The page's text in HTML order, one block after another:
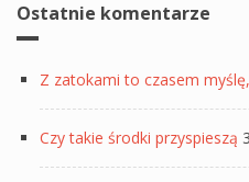
Ostatnie komentarze
Z zatokami to czasem myślę,
Czy takie środki przyspieszą